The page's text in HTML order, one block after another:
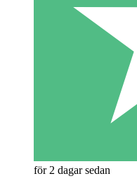
för 2 dagar sedan